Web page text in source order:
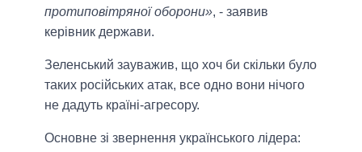
протиповітряної оборони», - заявив
керівник держави.
Зеленський зауважив, що хоч би скільки було
таких російських атак, все одно вони нічого
не дадуть країні-агресору.
Основне зі звернення українського лідера: